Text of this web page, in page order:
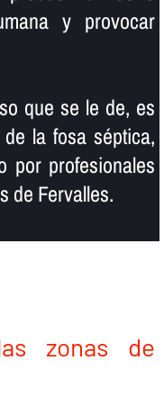
y provocar
que se le de, es
la fosa séptica,
por profesionales
de Fervalles.
zonas de